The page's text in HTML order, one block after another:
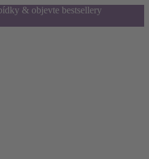
& objevte bestsellery